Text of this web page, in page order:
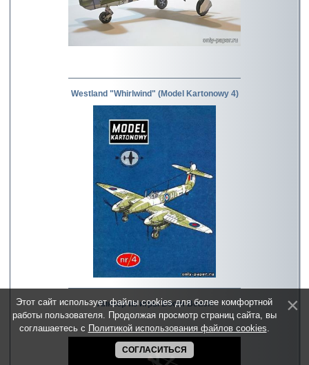
Westland "Whirlwind" (Model Kartonowy 4)
Линкор из игры Boom Beach
Этот сайт использует файлы cookies для более комфортной
работы пользователя. Продолжая просмотр страниц сайта, вы
соглашаетесь с Политикой использования файлов cookies.
СОГЛАСИТЬСЯ